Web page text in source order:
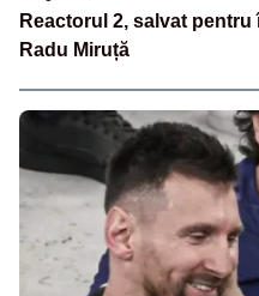
Reactorul 2, salvat
Radu Miruță